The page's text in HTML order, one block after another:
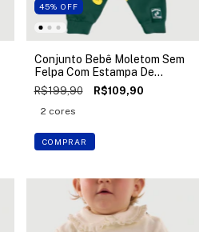
45% OFF
Conjunto Bebê Moletom Sem
Felpa Com Estampa De
Dinossauro Up Baby
R$199,90 R$109,90
2 cores
COMPRAR